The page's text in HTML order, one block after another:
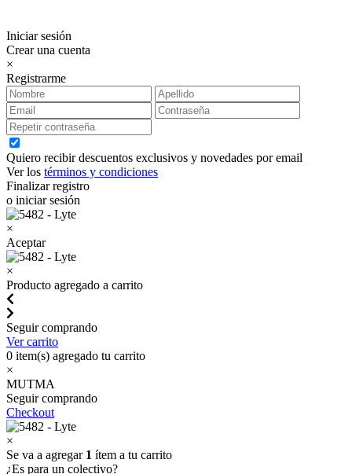
Iniciar sesión
Crear una cuenta
×
Registrarme
Quiero recibir descuentos exclusivos y novedades por email
Ver los términos y condiciones
Finalizar registro
o iniciar sesión
×
Aceptar
×
Producto agregado a carrito
Seguir comprando
Ver carrito
0 item(s) agregado tu carrito
×
MUTMA
Seguir comprando
Checkout
×
Se va a agregar 1 ítem a tu carrito
¿Es para un colectivo?